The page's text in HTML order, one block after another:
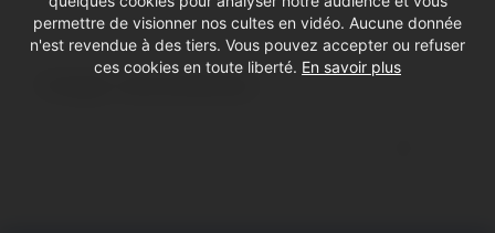
permettre de visionner nos cultes en vidéo. Aucune donnée
n'est revendue à des tiers. Vous pouvez accepter ou refuser
ces cookies en toute liberté. En savoir plus